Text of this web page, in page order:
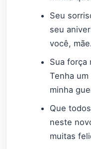
Seu
seu
você,
Sua força
Tenha
minha
Que
neste
muitas